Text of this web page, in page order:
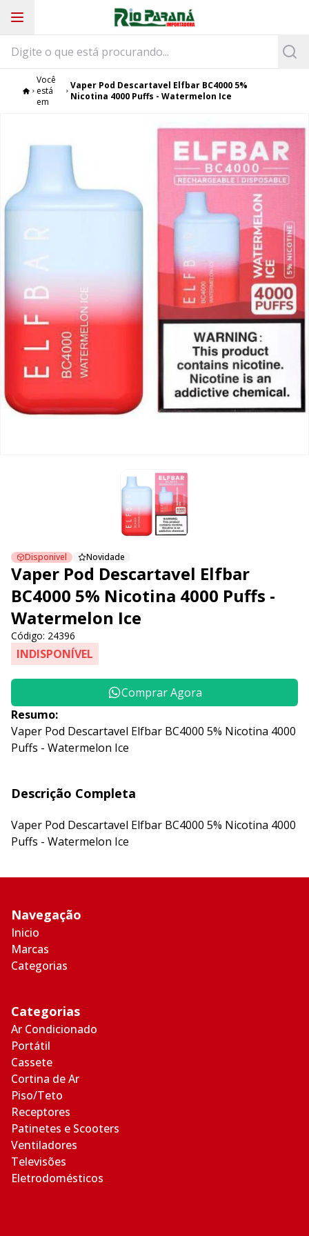
Você
está
em
Vaper Pod Descartavel Elfbar BC4000 5%
Nicotina 4000 Puffs - Watermelon Ice
Disponivel Novidade
Vaper Pod Descartavel Elfbar
BC4000 5% Nicotina 4000 Puffs -
Watermelon Ice
Código: 24396
INDISPONÍVEL
Comprar Agora
Resumo:
Vaper Pod Descartavel Elfbar BC4000 5% Nicotina 4000
Puffs - Watermelon Ice
Descrição Completa
Vaper Pod Descartavel Elfbar BC4000 5% Nicotina 4000
Puffs - Watermelon Ice
Navegação
Inicio
Marcas
Categorias
Categorias
Ar Condicionado
Portátil
Cassete
Cortina de Ar
Piso/Teto
Receptores
Patinetes e Scooters
Ventiladores
Televisões
Eletrodomésticos